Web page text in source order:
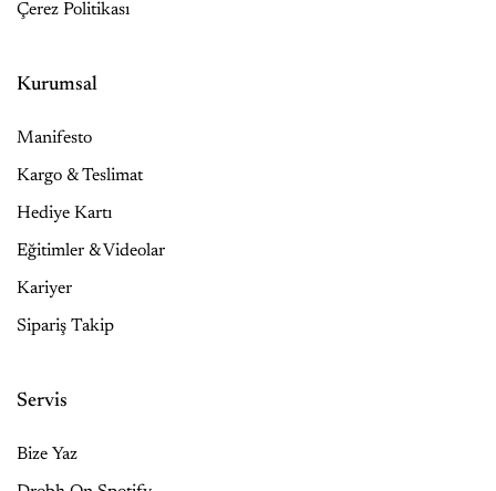
Çerez Politikası
Kurumsal
Manifesto
Kargo & Teslimat
Hediye Kartı
Eğitimler & Videolar
Kariyer
Sipariş Takip
Servis
Bize Yaz